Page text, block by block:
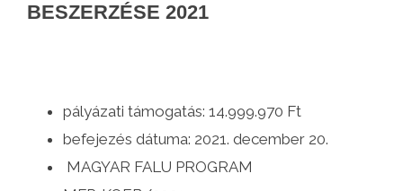
BESZERZÉSE 2021
pályázati támogatás: 14.999.970 Ft
befejezés dátuma: 2021. december 20.
MAGYAR FALU PROGRAM